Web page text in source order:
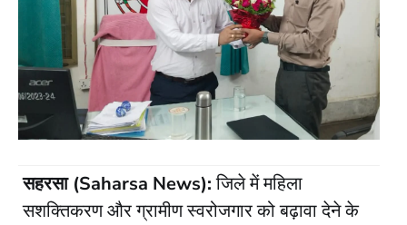
सहरसा (Saharsa News):जिले में महिला
सशक्तिकरण और ग्रामीण स्वरोजगार को बढ़ावा देने के